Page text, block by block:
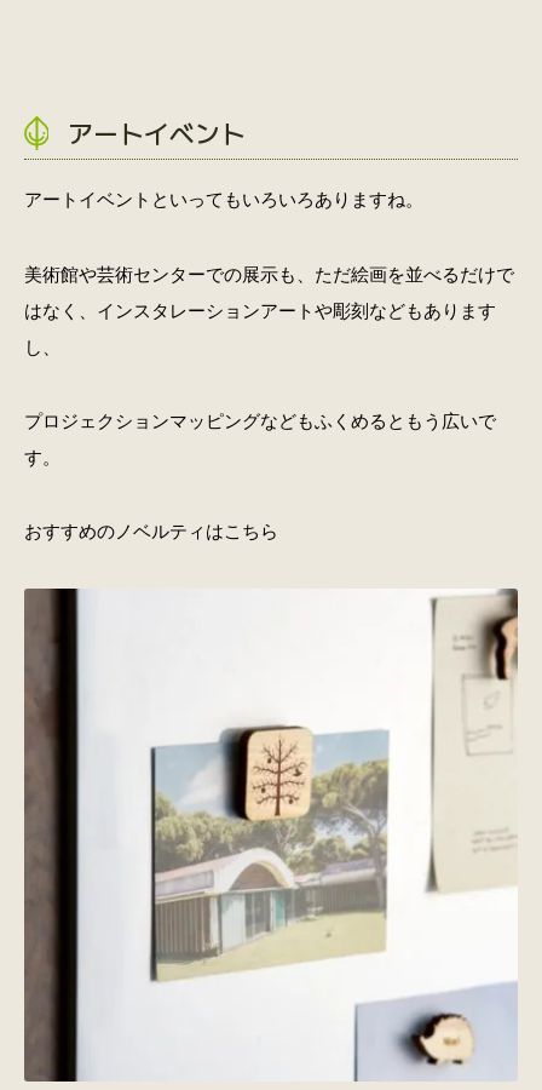
アートイベント
アートイベントといってもいろいろありますね。
美術館や芸術センターでの展示も、ただ絵画を並べるだけで
はなく、インスタレーションアートや彫刻などもあります
し、
プロジェクションマッピングなどもふくめるともう広いで
す。
おすすめのノベルティはこちら